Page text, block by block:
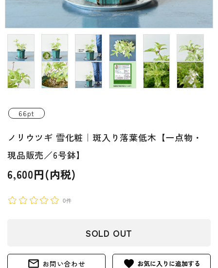
プライバシーポリシー
特定商取引法について
お問い合わせ
ようこそ ゲスト 様
meeting_room ログイン person 新規会員登
録
66pt
ノリウツギ 雪化粧｜斑入り落葉低木【一点物・
現品販売／6号鉢】
6,600円(内税)
0件
SOLD OUT
mail_outline お問い合わせ favorite